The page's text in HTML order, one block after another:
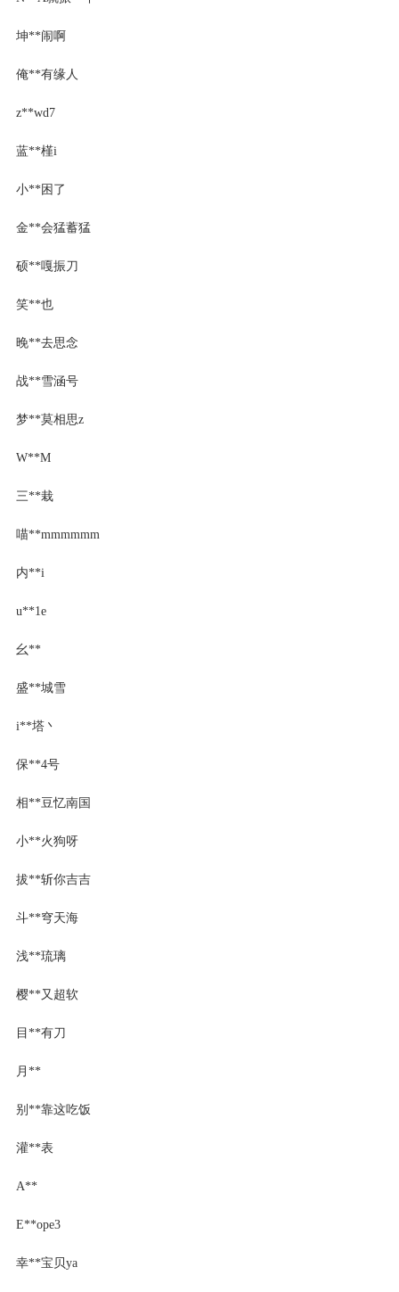
坤**闹啊
俺**有缘人
z**wd7
蓝**槿i
小**困了
金**会猛蓄猛
硕**嘎振刀
笑**也
晚**去思念
战**雪涵号
梦**莫相思z
W**M
三**栽
喵**mmmmmm
内**i
u**1e
幺**
盛**城雪
i**塔丶
保**4号
相**豆忆南国
小**火狗呀
拔**斩你吉吉
斗**穹天海
浅**琉璃
樱**又超软
目**有刀
月**
别**靠这吃饭
灌**表
A**
E**ope3
幸**宝贝ya